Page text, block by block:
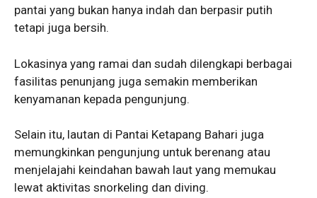
pantai yang bukan hanya indah dan berpasir putih
tetapi juga bersih.
Lokasinya yang ramai dan sudah dilengkapi berbagai
fasilitas penunjang juga semakin memberikan
kenyamanan kepada pengunjung.
Selain itu, lautan di Pantai Ketapang Bahari juga
memungkinkan pengunjung untuk berenang atau
menjelajahi keindahan bawah laut yang memukau
lewat aktivitas snorkeling dan diving.